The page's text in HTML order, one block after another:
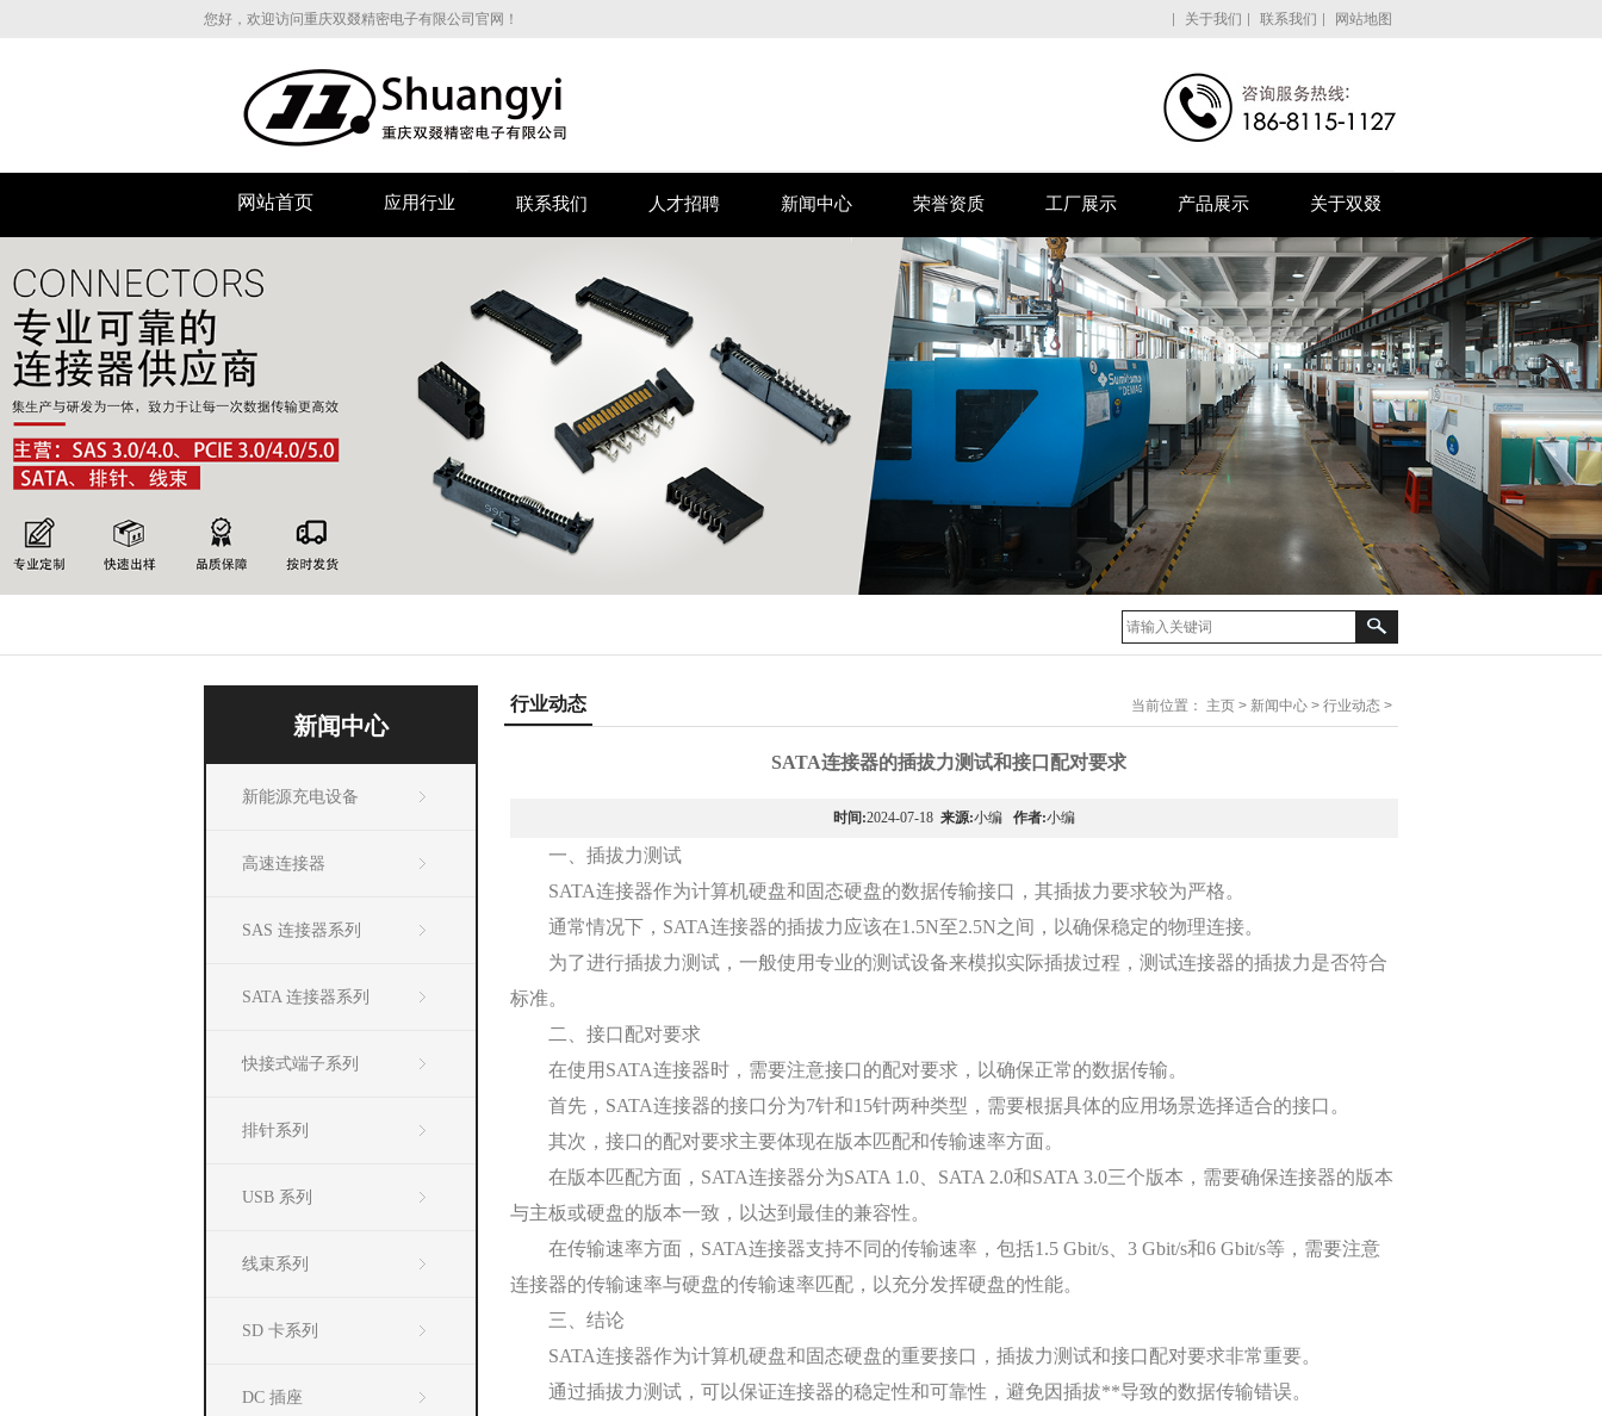
您好，欢迎访问重庆双叕精密电子有限公司官网！ 网站地图
联系我们
关于我们
网站首页 应用行业 联系我们 人才招聘 新闻中心 荣誉资质 工厂展示 产品展示 关于双叕
新闻中心
新能源充电设备
高速连接器
SAS 连接器系列
SATA 连接器系列
快接式端子系列
排针系列
USB 系列
线束系列
SD 卡系列
DC 插座
行业动态 当前位置： 主页 > 新闻中心 > 行业动态 >
SATA连接器的插拔力测试和接口配对要求
时间:2024-07-18 来源:小编 作者:小编
一、插拔力测试
SATA连接器作为计算机硬盘和固态硬盘的数据传输接口，其插拔力要求较为严格。
通常情况下，SATA连接器的插拔力应该在1.5N至2.5N之间，以确保稳定的物理连接。
为了进行插拔力测试，一般使用专业的测试设备来模拟实际插拔过程，测试连接器的插拔力是否符合
标准。
二、接口配对要求
在使用SATA连接器时，需要注意接口的配对要求，以确保正常的数据传输。
首先，SATA连接器的接口分为7针和15针两种类型，需要根据具体的应用场景选择适合的接口。
其次，接口的配对要求主要体现在版本匹配和传输速率方面。
在版本匹配方面，SATA连接器分为SATA 1.0、SATA 2.0和SATA 3.0三个版本，需要确保连接器的版本
与主板或硬盘的版本一致，以达到最佳的兼容性。
在传输速率方面，SATA连接器支持不同的传输速率，包括1.5 Gbit/s、3 Gbit/s和6 Gbit/s等，需要注意
连接器的传输速率与硬盘的传输速率匹配，以充分发挥硬盘的性能。
三、结论
SATA连接器作为计算机硬盘和固态硬盘的重要接口，插拔力测试和接口配对要求非常重要。
通过插拔力测试，可以保证连接器的稳定性和可靠性，避免因插拔**导致的数据传输错误。